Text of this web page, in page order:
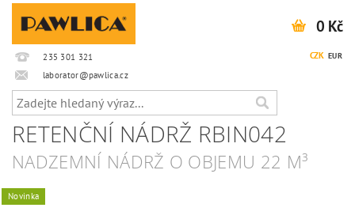
235 301 321
laborator@pawlica.cz
CZK EUR
0 Kč
RETENČNÍ NÁDRŽ RBIN042
NADZEMNÍ NÁDRŽ O OBJEMU 22 M³
Novinka